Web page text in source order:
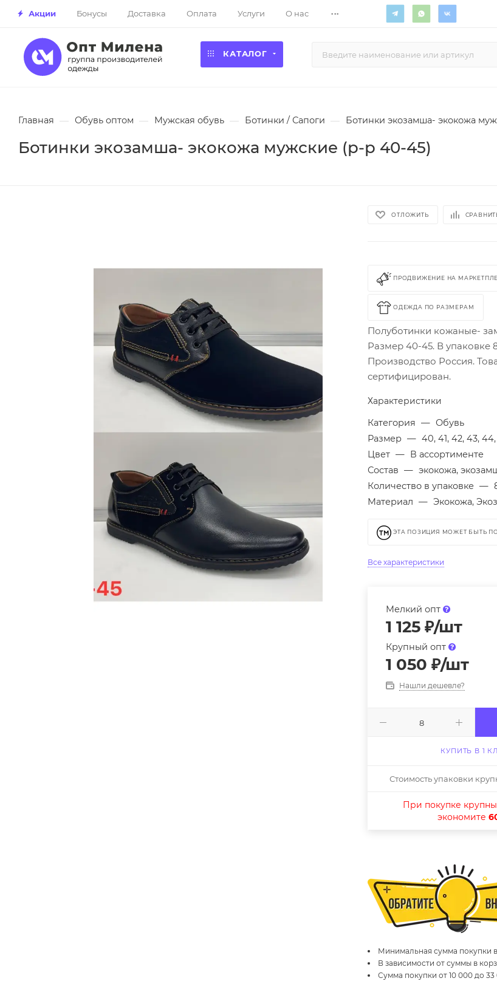
Акции Бонусы Доставка Оплата Услуги О нас ...
КАТАЛОГ
Главная — Обувь оптом — Мужская обувь — Ботинки / Сапоги — Ботинки экозамша- экокожа
Ботинки экозамша- экокожа мужские (р-р 40-45)
ОТЛОЖИТЬ
ПРОДВИЖЕНИЕ НА
ОДЕЖДА ПО РАЗМЕРАМ
Полуботинки кожаные-
Размер 40-45. В упаковке
Производство Россия.
сертифицирован.
Характеристики
Категория — Обувь
Размер — 40, 41, 42, 43,
Цвет — В ассортименте
Состав — экокожа,
Количество в упаковке —
Материал — Экокожа,
ЭТА ПОЗИЦИЯ МОЖЕТ БЫТЬ
Все характеристики
Мелкий опт
1 125 ₽/шт
Крупный опт
1 050 ₽/шт
Нашли дешевле?
КУПИТЬ В 1
Стоимость упаковки
При покупке
экономите
Минимальная сумма покупки в
В зависимости от суммы в
Сумма покупки от 10 000 до 33